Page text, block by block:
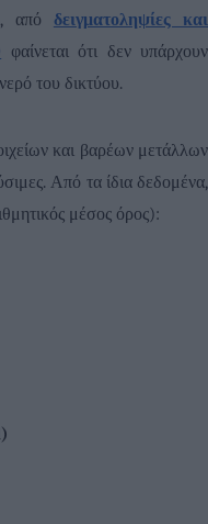
από δειγματοληψίες και
φαίνεται ότι δεν υπάρχουν
του δικτύου.
και βαρέων μετάλλων
Από τα ίδια δεδομένα,
μέσος όρος):